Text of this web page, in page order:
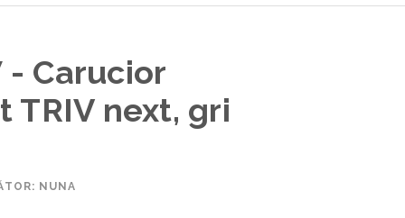
- Carucior
next, gri
NUNA